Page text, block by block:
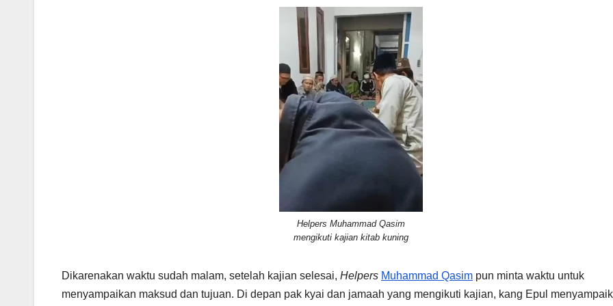
Helpers Muhammad Qasim
mengikuti kajian kitab kuning
Dikarenakan waktu sudah malam, setelah kajian selesai, Helpers Muhammad Qasim pun minta waktu untuk
menyampaikan maksud dan tujuan. Di depan pak kyai dan jamaah yang mengikuti kajian, kang Epul